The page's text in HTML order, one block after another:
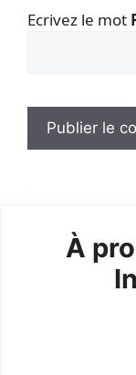
Ecrivez le mot
À